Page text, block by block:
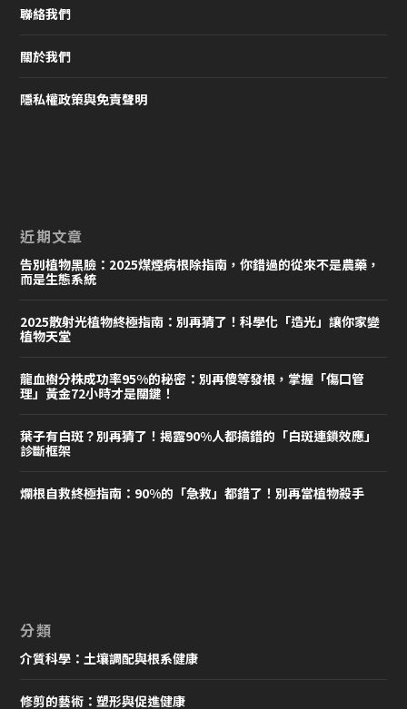
聯絡我們
關於我們
隱私權政策與免責聲明
近期文章
告別植物黑臉：2025煤煙病根除指南，你錯過的從來不是農藥，
而是生態系統
2025散射光植物終極指南：別再猜了！科學化「造光」讓你家變
植物天堂
龍血樹分株成功率95%的秘密：別再傻等發根，掌握「傷口管
理」黃金72小時才是關鍵！
葉子有白斑？別再猜了！揭露90%人都搞錯的「白斑連鎖效應」
診斷框架
爛根自救終極指南：90%的「急救」都錯了！別再當植物殺手
分類
介質科學：土壤調配與根系健康
修剪的藝術：塑形與促進健康